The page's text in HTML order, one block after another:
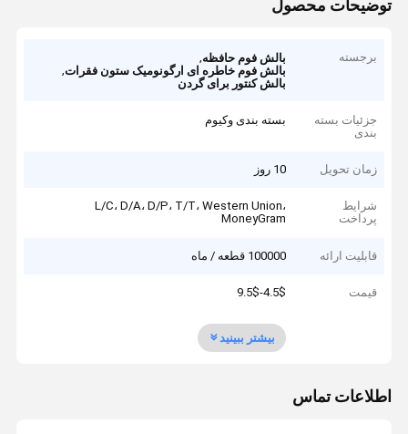
توضیحات محصول
برجسته بالش فوم حافظه,
بالش فوم خاطره ای ارگونومیک ستون فقرات,
بالش کنتور برای گردن
جزئیات بسته
بندی
بسته بندی وکیوم
زمان تحویل 10 روز
شرایط
پرداخت
L/C، D/A، D/P، T/T، Western Union،
MoneyGram
قابلیت ارائه 100000 قطعه / ماه
قیمت 4.5$-9.5$
بیشتر ببینید
اطلاعات تماس